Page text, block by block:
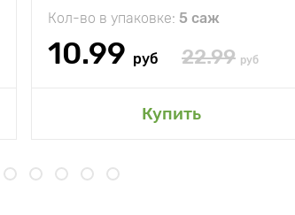
Кол-во в упаковке: 5 саж
10.99 руб 22.99 руб
Купить